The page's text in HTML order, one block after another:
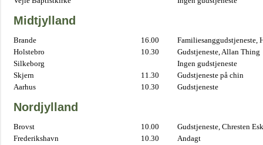
Midtjylland
Brande 16.00
Familiesanggudstjeneste,
Holstebro
10.30
Gudstjeneste, Allan Thing
Silkeborg
Ingen gudstjeneste
Skjern
11.30
Gudstjeneste på chin
Aarhus
10.30 Gudstjeneste
Nordjylland
Brovst 10.00
Gudstjeneste, Chresten
Frederikshavn
10.30
Andagt